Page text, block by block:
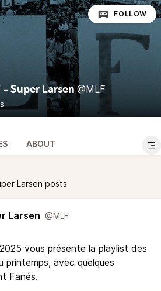
- Super Larsen @MLF
FOLLOW
ABOUT
Larsen posts
Larsen @MLF
vous présente la playlist des
printemps, avec quelques
Fanés.